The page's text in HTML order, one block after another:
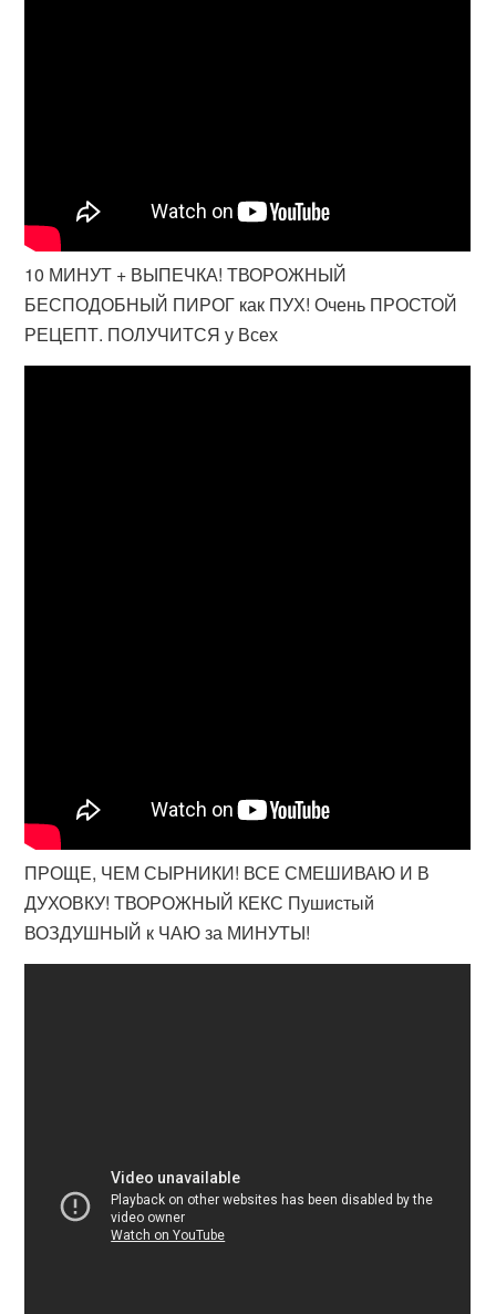
10 МИНУТ + ВЫПЕЧКА! ТВОРОЖНЫЙ
БЕСПОДОБНЫЙ ПИРОГ как ПУХ! Очень ПРОСТОЙ
РЕЦЕПТ. ПОЛУЧИТСЯ у Всех
ПРОЩЕ, ЧЕМ СЫРНИКИ! ВСЕ СМЕШИВАЮ И В
ДУХОВКУ! ТВОРОЖНЫЙ КЕКС Пушистый
ВОЗДУШНЫЙ к ЧАЮ за МИНУТЫ!